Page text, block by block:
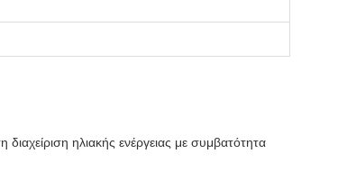
ηλιακής ενέργειας με συμβατότητα